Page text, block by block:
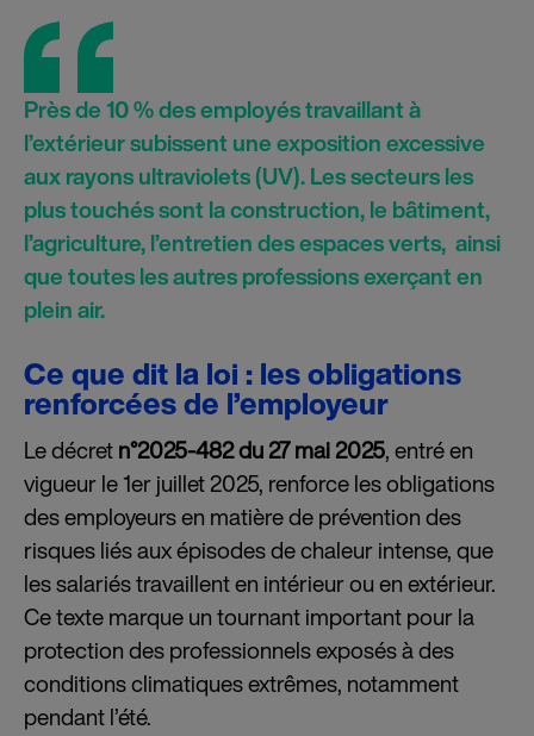
Près de 10 % des employés travaillant à
l’extérieur subissent une exposition excessive
aux rayons ultraviolets (UV). Les secteurs les
plus touchés sont la construction, le bâtiment,
l’agriculture, l’entretien des espaces verts, ainsi
que toutes les autres professions exerçant en
plein air.
Ce que dit la loi : les obligations
renforcées de l’employeur
Le décretn°2025-482 du 27 mai 2025, entré en
vigueur le 1er juillet 2025, renforce les obligations
des employeurs en matière de prévention des
risques liés aux épisodes de chaleur intense, que
les salariés travaillent en intérieur ou en extérieur.
Ce texte marque un tournant important pour la
protection des professionnels exposés à des
conditions climatiques extrêmes, notamment
pendant l’été.